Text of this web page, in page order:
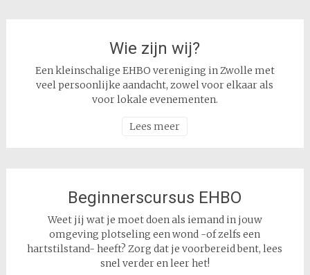
Wie zijn wij?
Een kleinschalige EHBO vereniging in Zwolle met
veel persoonlijke aandacht, zowel voor elkaar als
voor lokale evenementen.
Lees meer
Beginnerscursus EHBO
Weet jij wat je moet doen als iemand in jouw
omgeving plotseling een wond -of zelfs een
hartstilstand- heeft? Zorg dat je voorbereid bent, lees
snel verder en leer het!